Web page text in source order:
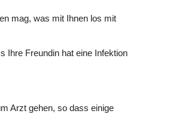
mag, was mit Ihnen los mit
Ihre Freundin hat eine Infektion
Arzt gehen, so dass einige